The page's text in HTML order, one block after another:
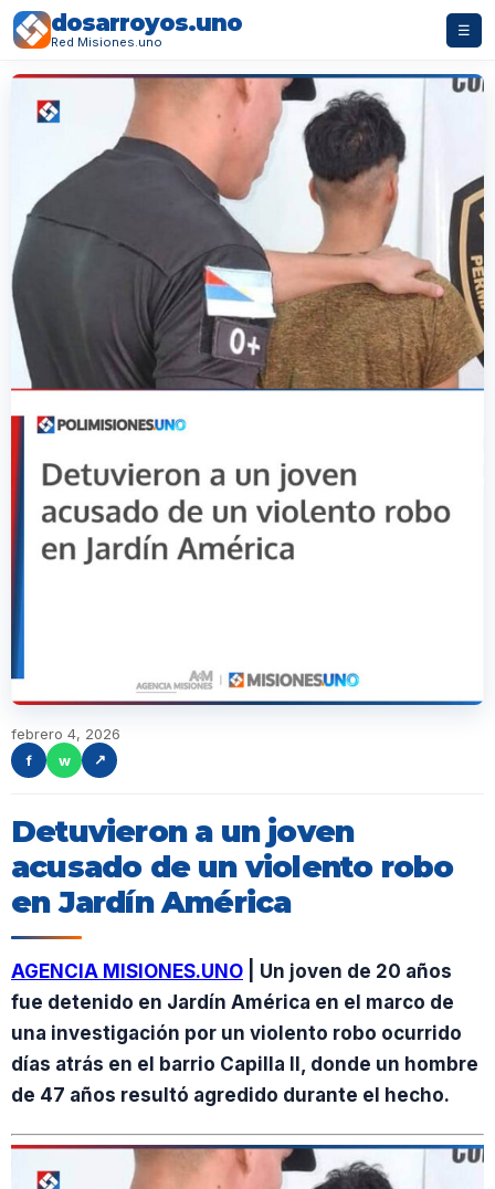
dosarroyos.uno
Red Misiones.uno
☰
febrero 4, 2026
f
w ↗
Detuvieron a un joven
acusado de un violento robo
en Jardín América
AGENCIA MISIONES.UNO | Un joven de 20 años
fue detenido en Jardín América en el marco de
una investigación por un violento robo ocurrido
días atrás en el barrio Capilla II, donde un hombre
de 47 años resultó agredido durante el hecho.